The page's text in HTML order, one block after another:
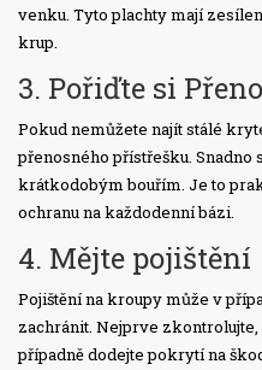
venku. Tyto plachty mají
krup.
3. Pořiďte si
Pokud nemůžete najít stálé
přenosného přístřešku. Snadno
krátkodobým bouřím. Je to
ochranu na každodenní bázi.
4. Mějte pojištění
Pojištění na kroupy může v
zachránit. Nejprve
případně dodejte pokrytí na